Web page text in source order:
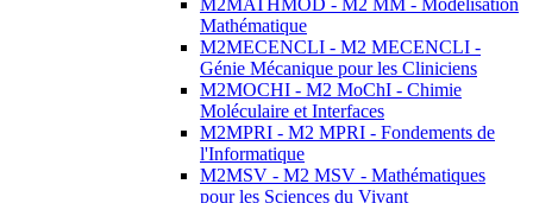
M2MATHMOD - M2 MM - Modélisation
Mathématique
M2MECENCLI - M2 MECENCLI -
Génie Mécanique pour les Cliniciens
M2MOCHI - M2 MoChI - Chimie
Moléculaire et Interfaces
M2MPRI - M2 MPRI - Fondements de
l'Informatique
M2MSV - M2 MSV - Mathématiques
pour les Sciences du Vivant